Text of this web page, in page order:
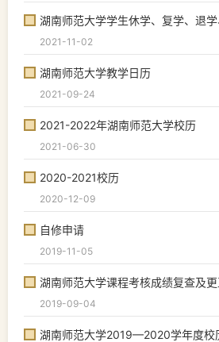
湖南师范大学学生休学、复学、退
2021-11-02
湖南师范大学教学日历
2021-09-24
2021-2022年湖南师范大学校历
2021-06-30
2020-2021校历
2020-12-09
自修申请
2019-11-05
湖南师范大学课程考核成绩复查及
2019-09-04
湖南师范大学2019—2020学年度校